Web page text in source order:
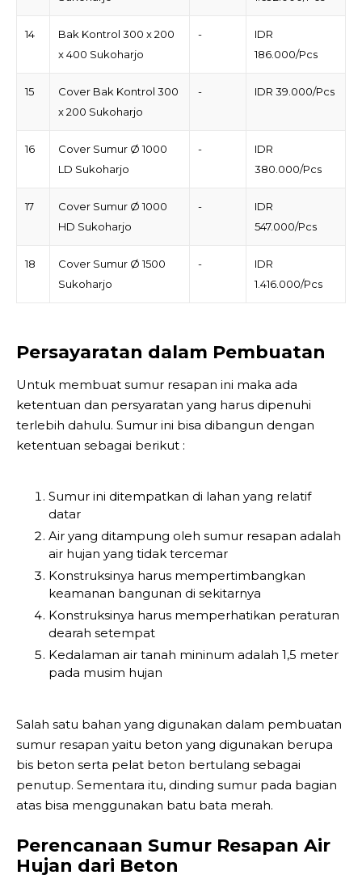
14
Bak Kontrol 300 x 200
x 400 Sukoharjo
-
IDR
186.000/Pcs
15
Cover Bak Kontrol 300
x 200 Sukoharjo
- IDR 39.000/Pcs
16
Cover Sumur Ø 1000
LD Sukoharjo
-
IDR
380.000/Pcs
17
Cover Sumur Ø 1000
HD Sukoharjo
-
IDR
547.000/Pcs
18
Cover Sumur Ø 1500
Sukoharjo
-
IDR
1.416.000/Pcs
Persayaratan dalam Pembuatan
Untuk membuat sumur resapan ini maka ada
ketentuan dan persyaratan yang harus dipenuhi
terlebih dahulu. Sumur ini bisa dibangun dengan
ketentuan sebagai berikut :
Sumur ini ditempatkan di lahan yang relatif
datar
Air yang ditampung oleh sumur resapan adalah
air hujan yang tidak tercemar
Konstruksinya harus mempertimbangkan
keamanan bangunan di sekitarnya
Konstruksinya harus memperhatikan peraturan
dearah setempat
Kedalaman air tanah mininum adalah 1,5 meter
pada musim hujan
Salah satu bahan yang digunakan dalam pembuatan
sumur resapan yaitu beton yang digunakan berupa
bis beton serta pelat beton bertulang sebagai
penutup. Sementara itu, dinding sumur pada bagian
atas bisa menggunakan batu bata merah.
Perencanaan Sumur Resapan Air
Hujan dari Beton